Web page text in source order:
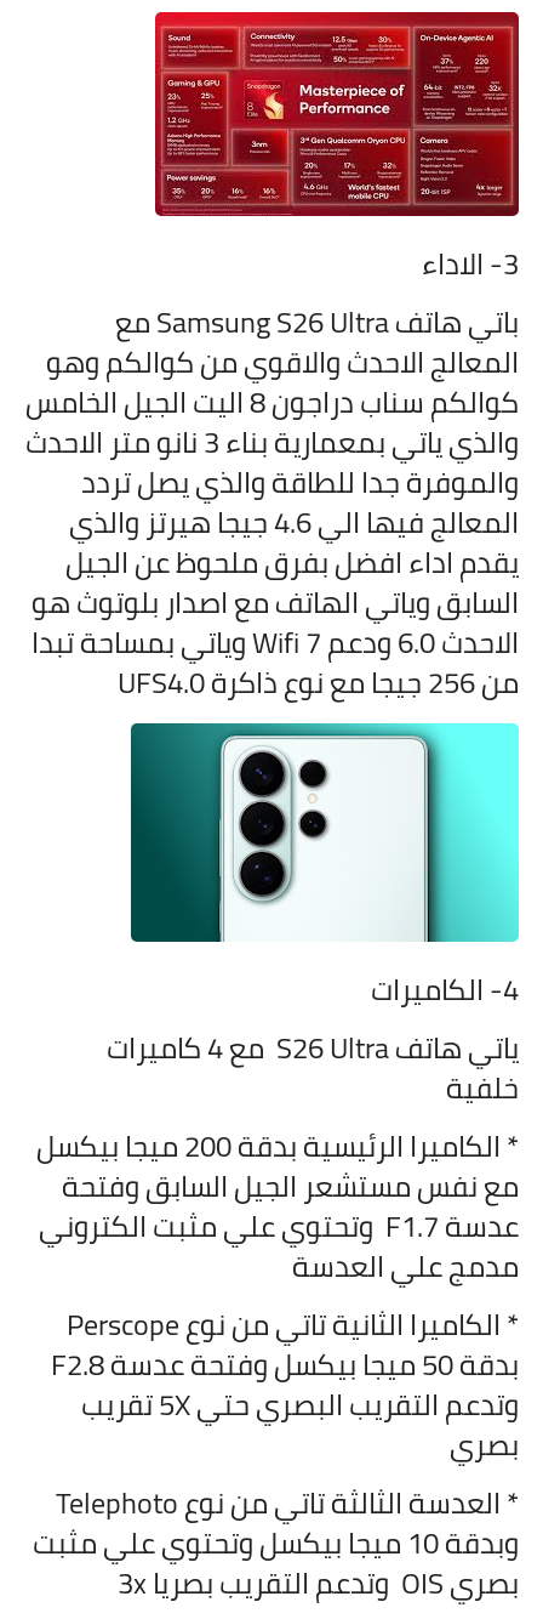
3- الاداء
باتي هاتف Samsung S26 Ultra مع
المعالج الاحدث والاقوي من كوالكم وهو
كوالكم سناب دراجون 8 اليت الجيل الخامس
والذي ياتي بمعمارية بناء 3 نانو متر الاحدث
والموفرة جدا للطاقة والذي يصل تردد
المعالج فيها الي 4.6 جيجا هيرتز والذي
يقدم اداء افضل بفرق ملحوظ عن الجيل
السابق وياتي الهاتف مع اصدار بلوتوث هو
الاحدث 6.0 ودعم Wifi 7 وياتي بمساحة تبدا
من 256 جيجا مع نوع ذاكرة UFS4.0
4- الكاميرات
ياتي هاتف S26 Ultra مع 4 كاميرات
خلفية
* الكاميرا الرئيسية بدقة 200 ميجا بيكسل
مع نفس مستشعر الجيل السابق وفتحة
عدسة F1.7 وتحتوي علي مثبت الكتروني
مدمج علي العدسة
بدقة 50 ميجا بيكسل وفتحة عدسة F2.8
وتدعم التقريب البصري حتي 5X تقريب
بصري
* العدسة الثالثة تاتي من نوع Telephoto
وبدقة 10 ميجا بيكسل وتحتوي علي مثبت
بصري OIS وتدعم التقريب بصريا 3x